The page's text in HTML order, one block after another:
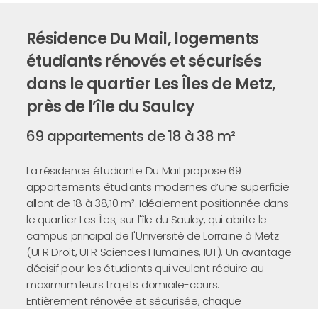
Résidence Du Mail, logements
étudiants rénovés et sécurisés
dans le quartier Les Îles de Metz,
près de l’île du Saulcy
69 appartements de 18 à 38 m²
La résidence étudiante Du Mail propose 69
appartements étudiants modernes d’une superficie
allant de 18 à 38,10 m². Idéalement positionnée dans
le quartier Les Îles, sur l'île du Saulcy, qui abrite le
campus principal de l'Université de Lorraine à Metz
(UFR Droit, UFR Sciences Humaines, IUT). Un avantage
décisif pour les étudiants qui veulent réduire au
maximum leurs trajets domicile-cours.
Entièrement rénovée et sécurisée, chaque